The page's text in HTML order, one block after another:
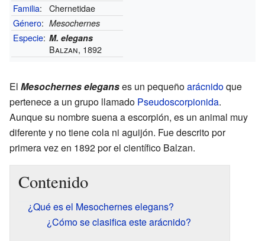
Familia:
Chernetidae
Género: Mesochernes
Especie: M. elegans
Balzan, 1892
El Mesochernes eleganses un pequeñoarácnidoque
pertenece a un grupo llamado Pseudoscorpionida.
Aunque su nombre suena a escorpión, es un animal muy
diferente y no tiene cola ni aguijón. Fue descrito por
primera vez en 1892 por el científico Balzan.
Contenido
¿Qué es el Mesochernes elegans?
¿Cómo se clasifica este arácnido?